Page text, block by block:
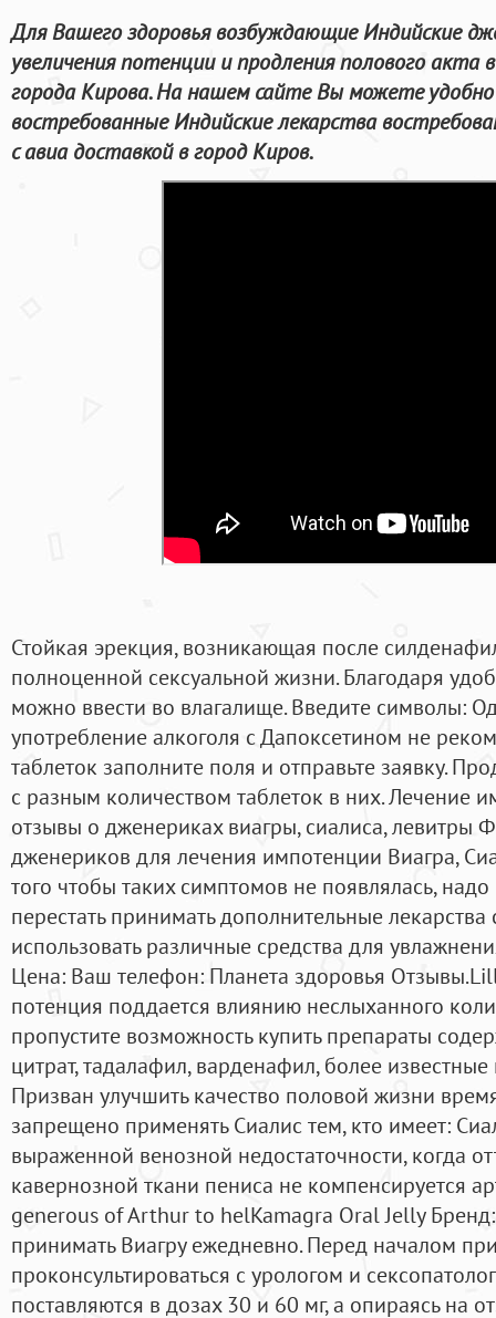
Для Вашего здоровья возбуждающие Индийские
увеличения потенции и продления полового
города Кирова. На нашем сайте Вы можете
востребованные Индийские лекарства
с авиа доставкой в город Киров.
Стойкая эрекция, возникающая после
полноценной сексуальной жизни. Благодаря
можно ввести во влагалище. Введите символы:
употребление алкоголя с Дапоксетином не
таблеток заполните поля и отправьте заявку.
с разным количеством таблеток в них. Лечение
отзывы о дженериках виагры, сиалиса, левитры
дженериков для лечения импотенции Виагра,
того чтобы таких симптомов не появлялась,
перестать принимать дополнительные
использовать различные средства для
Цена: Ваш телефон: Планета здоровья
потенция поддается влиянию неслыханного
пропустите возможность купить препараты
цитрат, тадалафил, варденафил, более
Призван улучшить качество половой жизни
запрещено применять Сиалис тем, кто имеет:
выраженной венозной недостаточности, когда
кавернозной ткани пениса не компенсируется
generous of Arthur to helKamagra Oral Jelly
принимать Виагру ежедневно. Перед началом
проконсультироваться с урологом и
поставляются в дозах 30 и 60 мг, а опираясь на